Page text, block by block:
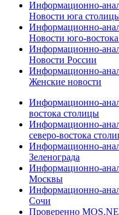
Информационно-
Новости юга
Информационно-
Новости юго-
Информационно-
Новости России
Информационно-
Женские новости
Информационно-
востока столицы
Информационно-
северо-востока
Информационно-
Зеленограда
Информационно-
Москвы
Информационно-
Сочи
Проверенно